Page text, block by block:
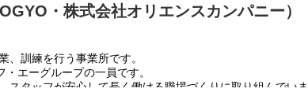
ような介助・介護の作業はありません。
・株式会社オリエンスカンパニー）
、訓練を行う事業所です。
エーグループの一員です。
タッフが安心して長く働ける職場づくりに取り組んでいま